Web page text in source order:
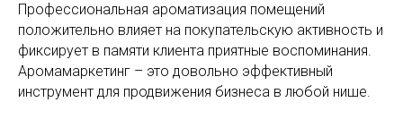
Профессиональная ароматизация помещений
положительно влияет на покупательскую активность и
фиксирует в памяти клиента приятные воспоминания.
Аромамаркетинг – это довольно эффективный
инструмент для продвижения бизнеса в любой нише.